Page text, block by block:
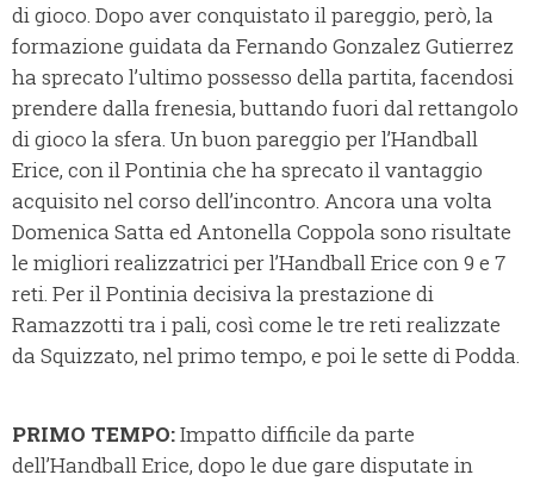
di gioco. Dopo aver conquistato il pareggio, però, la
formazione guidata da Fernando Gonzalez Gutierrez
ha sprecato l’ultimo possesso della partita, facendosi
prendere dalla frenesia, buttando fuori dal rettangolo
di gioco la sfera. Un buon pareggio per l’Handball
Erice, con il Pontinia che ha sprecato il vantaggio
acquisito nel corso dell’incontro. Ancora una volta
Domenica Satta ed Antonella Coppola sono risultate
le migliori realizzatrici per l’Handball Erice con 9 e 7
reti. Per il Pontinia decisiva la prestazione di
Ramazzotti tra i pali, così come le tre reti realizzate
da Squizzato, nel primo tempo, e poi le sette di Podda.
PRIMO TEMPO:Impatto difficile da parte
dell’Handball Erice, dopo le due gare disputate in